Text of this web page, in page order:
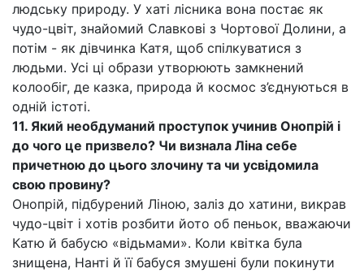
людську природу. У хаті лісника вона постає як
чудо-цвіт, знайомий Славкові з Чортової Долини, а
потім - як дівчинка Катя, щоб спілкуватися з
людьми. Усі ці образи утворюють замкнений
колообіг, де казка, природа й космос з’єднуються в
одній істоті.
11. Який необдуманий проступок учинив Онопрій і
до чого це призвело? Чи визнала Ліна себе
причетною до цього злочину та чи усвідомила
свою провину?
Онопрій, підбурений Ліною, заліз до хатини, викрав
чудо-цвіт і хотів розбити йото об пеньок, вважаючи
Катю й бабусю «відьмами». Коли квітка була
знищена, Нанті й її бабуся змушені були покинути